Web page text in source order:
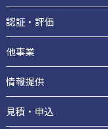
認証・評価
他事業
情報提供
見積・申込